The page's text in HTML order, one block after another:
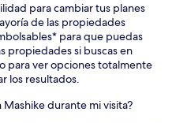
para cambiar tus planes
de las propiedades
para que puedas
propiedades si buscas en
para ver opciones totalmente
los resultados.
durante mi visita?